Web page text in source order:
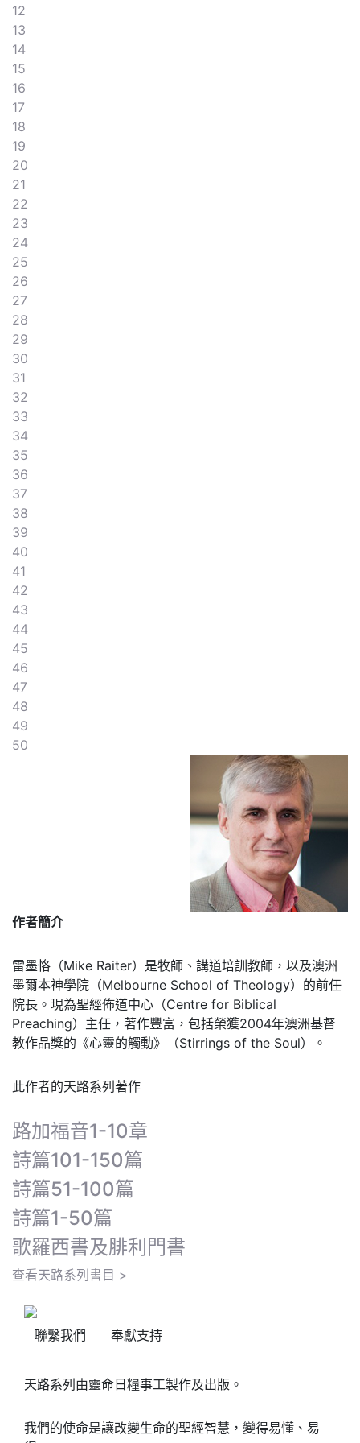
12
13
14
15
16
17
18
19
20
21
22
23
24
25
26
27
28
29
30
31
32
33
34
35
36
37
38
39
40
41
42
43
44
45
46
47
48
49
50
作者簡介
雷墨恪（Mike Raiter）是牧師、講道培訓教師，以及澳洲
墨爾本神學院（Melbourne School of Theology）的前任
院長。現為聖經佈道中心（Centre for Biblical
Preaching）主任，著作豐富，包括榮獲2004年澳洲基督
教作品獎的《心靈的觸動》（Stirrings of the Soul）。
此作者的天路系列著作
路加福音1-10章
詩篇101-150篇
詩篇51-100篇
詩篇1-50篇
歌羅西書及腓利門書
查看天路系列書目 >
聯繫我們 奉獻支持
天路系列由靈命日糧事工製作及出版。
我們的使命是讓改變生命的聖經智慧，變得易懂、易